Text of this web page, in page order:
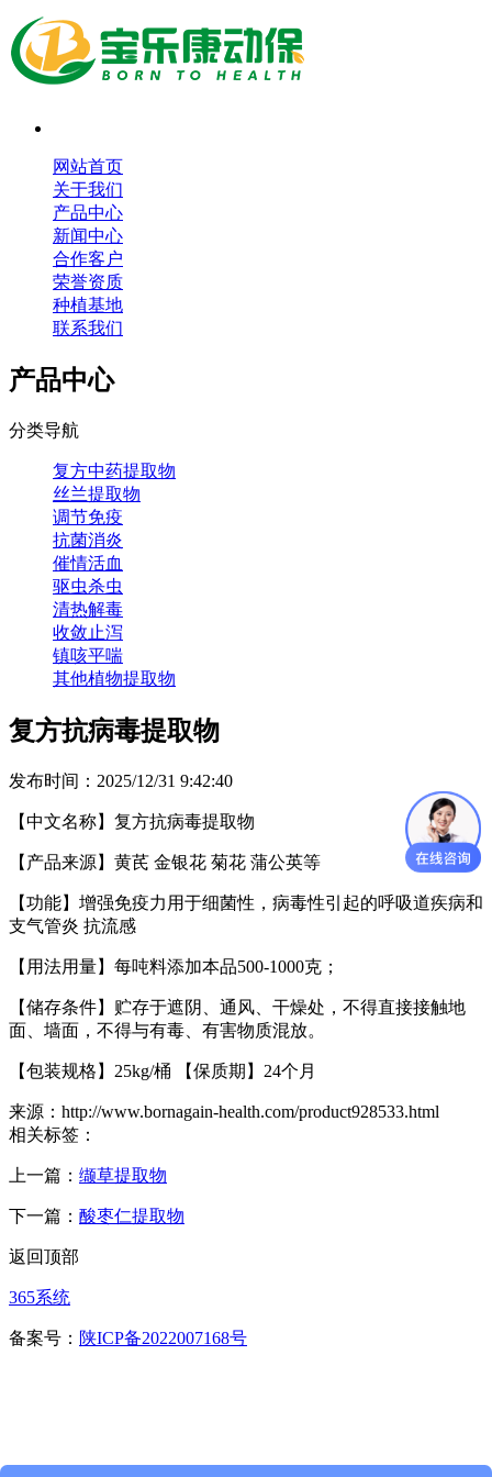
网站首页
关于我们
产品中心
新闻中心
合作客户
荣誉资质
种植基地
联系我们
产品中心
分类导航
复方中药提取物
丝兰提取物
调节免疫
抗菌消炎
催情活血
驱虫杀虫
清热解毒
收敛止泻
镇咳平喘
其他植物提取物
复方抗病毒提取物
发布时间：2025/12/31 9:42:40
【中文名称】 复方抗病毒提取物
【产品来源】 黄芪 金银花 菊花 蒲公英等
【功能】 增强免疫力用于细菌性，病毒性引起的呼吸道疾病和
支气管炎 抗流感
【用法用量】每吨料添加本品500-1000克；
【储存条件】贮存于遮阴、通风、干燥处，不得直接接触地
面、墙面，不得与有毒、有害物质混放。
【包装规格】 25kg/桶 【保质期】24个月
来源：http://www.bornagain-health.com/product928533.html
相关标签：
上一篇： 缬草提取物
下一篇： 酸枣仁提取物
返回顶部
365系统
备案号： 陕ICP备2022007168号